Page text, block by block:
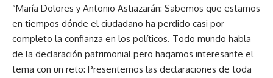
“María Dolores y Antonio Astiazarán: Sabemos que estamos
en tiempos dónde el ciudadano ha perdido casi por
completo la confianza en los políticos. Todo mundo habla
de la declaración patrimonial pero hagamos interesante el
tema con un reto: Presentemos las declaraciones de toda